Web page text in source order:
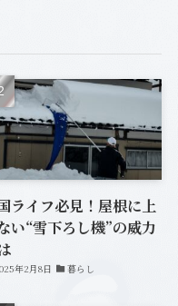
ライフ必見！屋根に上
い“雪下ろし機”の威力
年2月8日 暮らし